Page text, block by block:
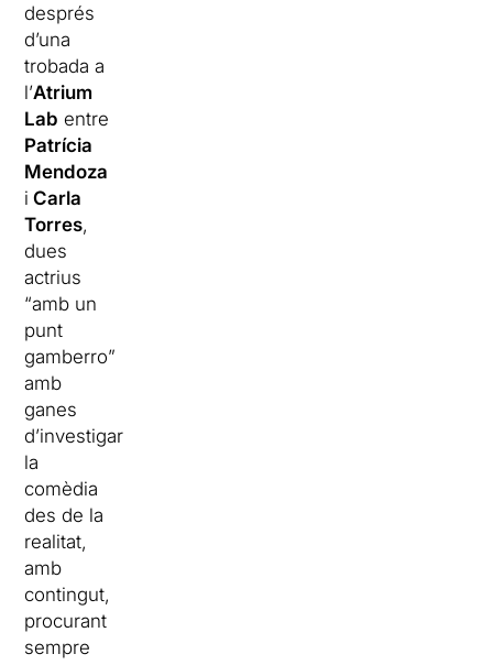
després
d’una
trobada a
l’Atrium
Lab entre
Patrícia
Mendoza
i Carla
Torres,
dues
actrius
“amb un
punt
gamberro”
amb
ganes
d’investigar
la
comèdia
des de la
realitat,
amb
contingut,
procurant
sempre